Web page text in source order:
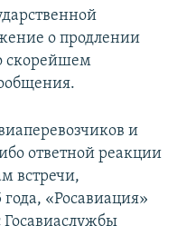
о продлении
скорейшем
и
ответной реакции
встречи,
года, «Росавиация»
Госавиаслужбы